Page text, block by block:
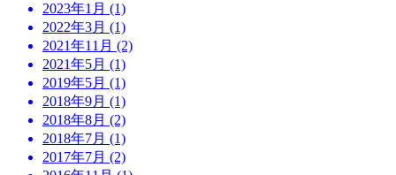
2023年1月 (1)
2022年3月 (1)
2021年11月 (2)
2021年5月 (1)
2019年5月 (1)
2018年9月 (1)
2018年8月 (2)
2018年7月 (1)
2017年7月 (2)